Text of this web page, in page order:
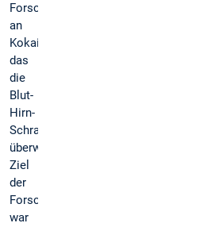
Forschung
an
Kokain,
das
die
Blut-
Hirn-
Schranke
überwindet.
Ziel
der
Forschenden
war